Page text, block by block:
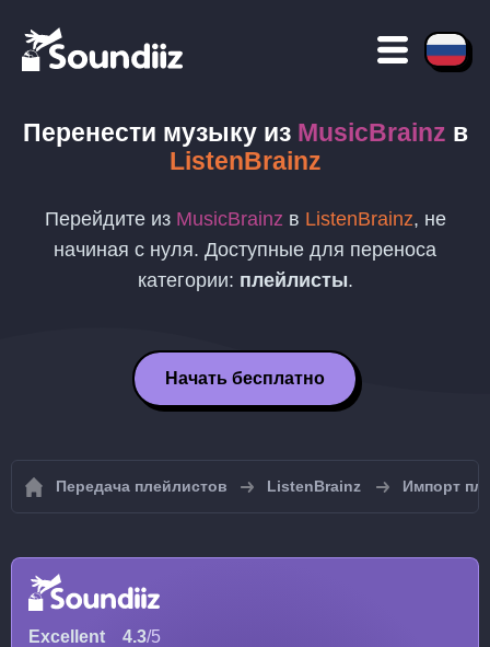
Перенести музыку из MusicBrainz в
ListenBrainz
Перейдите из MusicBrainz в ListenBrainz, не
начиная с нуля. Доступные для переноса
категории: плейлисты.
Начать бесплатно
Передача плейлистов ListenBrainz Импорт
Excellent 4.3/5